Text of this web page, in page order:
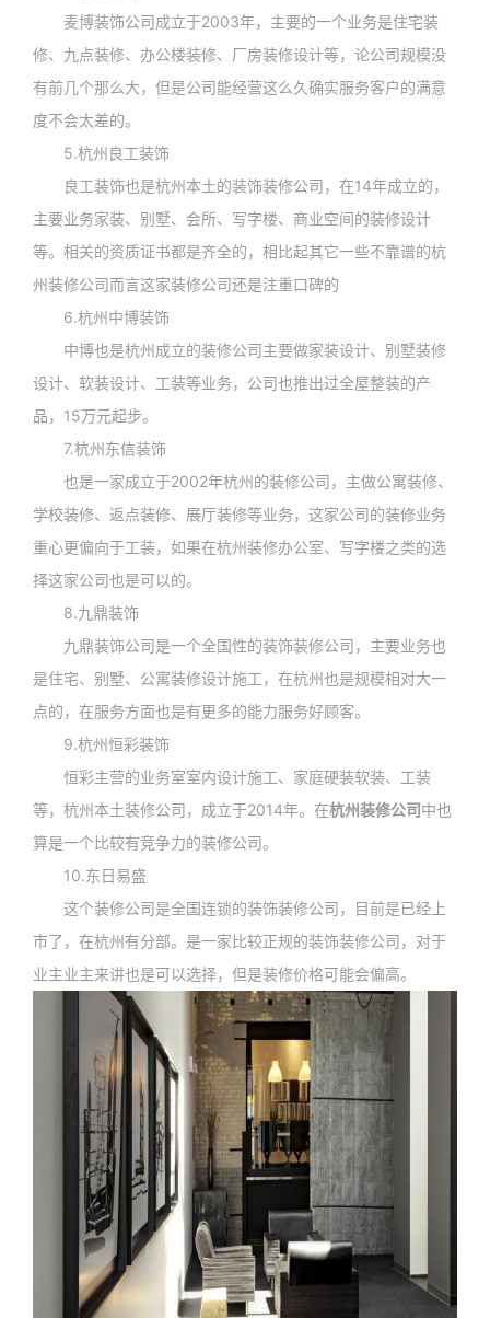
麦博装饰公司成立于2003年，主要的一个业务是住宅装
修、九点装修、办公楼装修、厂房装修设计等，论公司规模没
有前几个那么大，但是公司能经营这么久确实服务客户的满意
度不会太差的。
5.杭州良工装饰
良工装饰也是杭州本土的装饰装修公司，在14年成立的，
主要业务家装、别墅、会所、写字楼、商业空间的装修设计
等。相关的资质证书都是齐全的，相比起其它一些不靠谱的杭
州装修公司而言这家装修公司还是注重口碑的
6.杭州中博装饰
中博也是杭州成立的装修公司主要做家装设计、别墅装修
设计、软装设计、工装等业务，公司也推出过全屋整装的产
品，15万元起步。
7.杭州东信装饰
也是一家成立于2002年杭州的装修公司，主做公寓装修、
学校装修、返点装修、展厅装修等业务，这家公司的装修业务
重心更偏向于工装，如果在杭州装修办公室、写字楼之类的选
择这家公司也是可以的。
8.九鼎装饰
九鼎装饰公司是一个全国性的装饰装修公司，主要业务也
是住宅、别墅、公寓装修设计施工，在杭州也是规模相对大一
点的，在服务方面也是有更多的能力服务好顾客。
9.杭州恒彩装饰
恒彩主营的业务室室内设计施工、家庭硬装软装、工装
等，杭州本土装修公司，成立于2014年。在杭州装修公司中也
算是一个比较有竞争力的装修公司。
10.东日易盛
这个装修公司是全国连锁的装饰装修公司，目前是已经上
市了，在杭州有分部。是一家比较正规的装饰装修公司，对于
业主业主来讲也是可以选择，但是装修价格可能会偏高。